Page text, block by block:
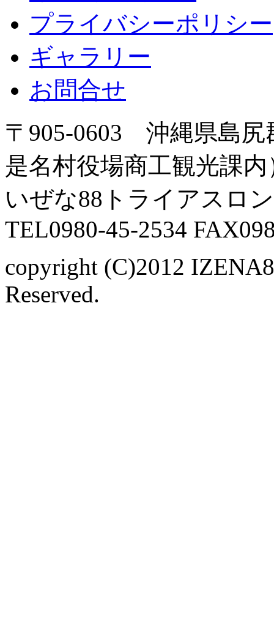
プライバシーポリシー
ギャラリー
お問合せ
〒905-0603 沖縄県島尻
是名村役場商工観光課内
いぜな88トライアスロ
TEL0980-45-2534
copyright (C)2012
Reserved.